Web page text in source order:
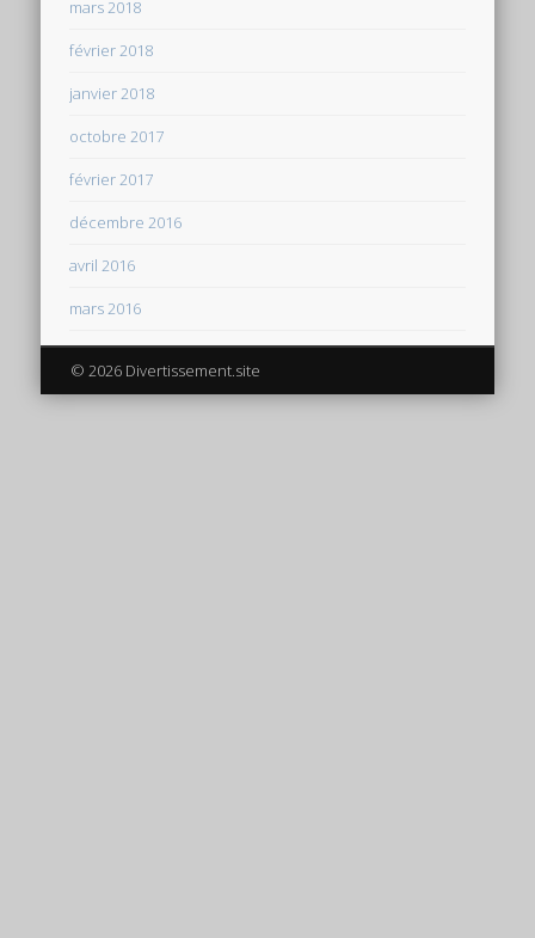
mars 2018
février 2018
janvier 2018
octobre 2017
février 2017
décembre 2016
avril 2016
mars 2016
© 2026 Divertissement.site